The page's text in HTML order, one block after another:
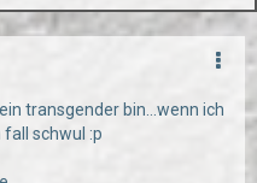
transgender bin...wenn ich
schwul :p